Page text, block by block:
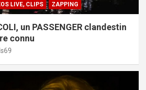
LIVE, CLIPS ZAPPING
un PASSENGER clandestin
connu